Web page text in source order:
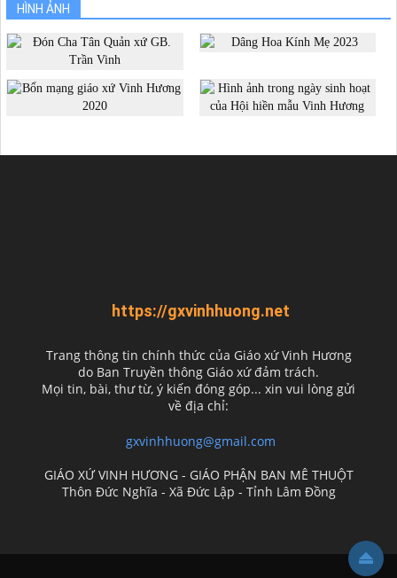
HÌNH ẢNH
https://gxvinhhuong.net
Trang thông tin chính thức của Giáo xứ Vinh Hương
do Ban Truyền thông Giáo xứ đảm trách.
Mọi tin, bài, thư từ, ý kiến đóng góp... xin vui lòng gửi
về địa chỉ:
gxvinhhuong@gmail.com
GIÁO XỨ VINH HƯƠNG - GIÁO PHẬN BAN MÊ THUỘT
Thôn Đức Nghĩa - Xã Đức Lập - Tỉnh Lâm Đồng